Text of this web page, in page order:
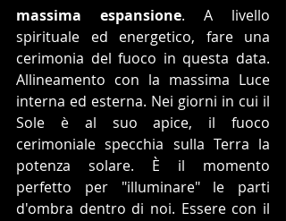
massima espansione. A livello
spirituale ed energetico, fare una
cerimonia del fuoco in questa data.
Allineamento con la massima Luce
interna ed esterna. Nei giorni in cui il
Sole è al suo apice, il fuoco
cerimoniale specchia sulla Terra la
potenza solare. È il momento
perfetto per "illuminare" le parti
d'ombra dentro di noi. Essere con il